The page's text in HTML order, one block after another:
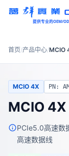
提供专业的OEM/
首页/产品中心/MCIO
MCIO 4X PN:
MCIO 4X
PCIe5.0高速数
高速数据线